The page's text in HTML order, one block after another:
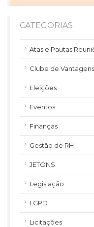
CATEGORIAS
Atas e Pautas
Clube de Vantagens
Eleições
Eventos
Finanças
Gestão de RH
JETONS
Legislação
LGPD
Licitações